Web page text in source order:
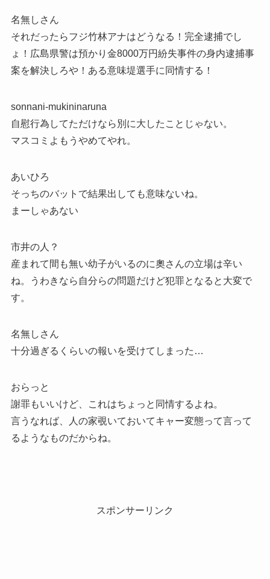
名無しさん
それだったらフジ竹林アナはどうなる！完全逮捕でし
ょ！広島県警は預かり金8000万円紛失事件の身内逮捕事
案を解決しろや！ある意味堤選手に同情する！
sonnani-mukininaruna
自慰行為してただけなら別に大したことじゃない。
マスコミよもうやめてやれ。
あいひろ
そっちのバットで結果出しても意味ないね。
まーしゃあない
市井の人？
産まれて間も無い幼子がいるのに奧さんの立場は辛い
ね。うわきなら自分らの問題だけど犯罪となると大変で
す。
名無しさん
十分過ぎるくらいの報いを受けてしまった…
おらっと
謝罪もいいけど、これはちょっと同情するよね。
言うなれば、人の家覗いておいてキャー変態って言って
るようなものだからね。
スポンサーリンク